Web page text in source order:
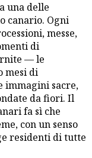
una delle
canario. Ogni
messe,
di
— le
mesi di
immagini sacre,
da fiori. Il
fa sì che
con un senso
residenti di tutte